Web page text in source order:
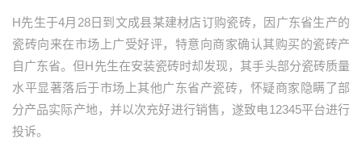
H先生于4月28日到文成县某建材店订购瓷砖，因广东省生产的
瓷砖向来在市场上广受好评，特意向商家确认其购买的瓷砖产
自广东省。但H先生在安装瓷砖时却发现，其手头部分瓷砖质量
水平显著落后于市场上其他广东省产瓷砖，怀疑商家隐瞒了部
分产品实际产地，并以次充好进行销售，遂致电12345平台进行
投诉。